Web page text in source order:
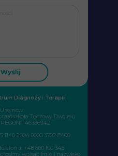
Wyślij
Diagnozy i Terapii
Tęczowy Dworek)
146336942
1140 2004 0000 3702 8400
+48 660 100 345
wpisać imię i nazwisko